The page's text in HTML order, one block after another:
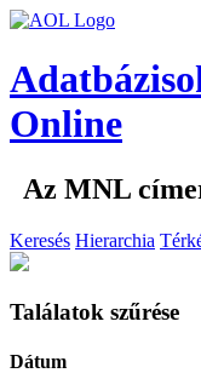
Online
Az MNL
Keresés Hierarchia
Találatok szűrése
Dátum